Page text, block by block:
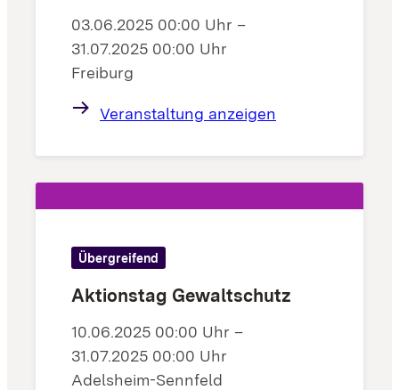
03.06.2025 00:00 Uhr –
31.07.2025 00:00 Uhr
Freiburg
Veranstaltung anzeigen
Übergreifend
Aktionstag Gewaltschutz
10.06.2025 00:00 Uhr –
31.07.2025 00:00 Uhr
Adelsheim-Sennfeld